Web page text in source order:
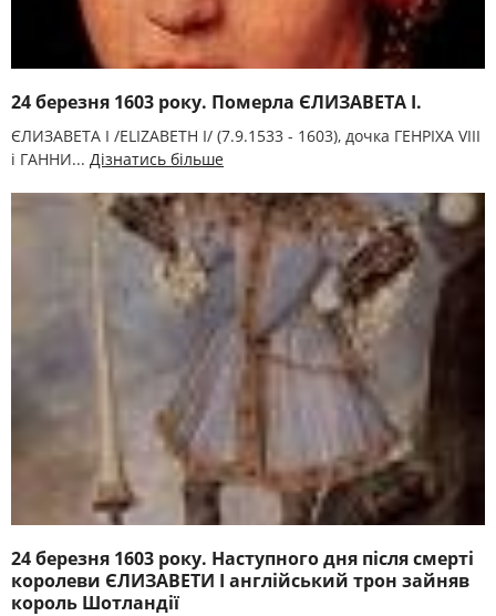
24 березня 1603 року. Померла ЄЛИЗАВЕТА I.
ЄЛИЗАВЕТА I /ELIZABETH I/ (7.9.1533 - 1603), дочка ГЕНРІХА VIII
і ГАННИ... Дізнатись більше
24 березня 1603 року. Наступного дня після смерті
королеви ЄЛИЗАВЕТИ I англійський трон зайняв
король Шотландії